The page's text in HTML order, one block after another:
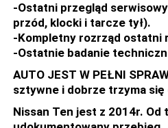
-Ostatni przegląd
przód, klocki i tarcze tył).
-Kompletny rozrząd ostatni
-Ostatnie badanie
AUTO JEST W PEŁNI
sztywne i dobrze trzyma się
Nissan Ten jest z 2014r. Od